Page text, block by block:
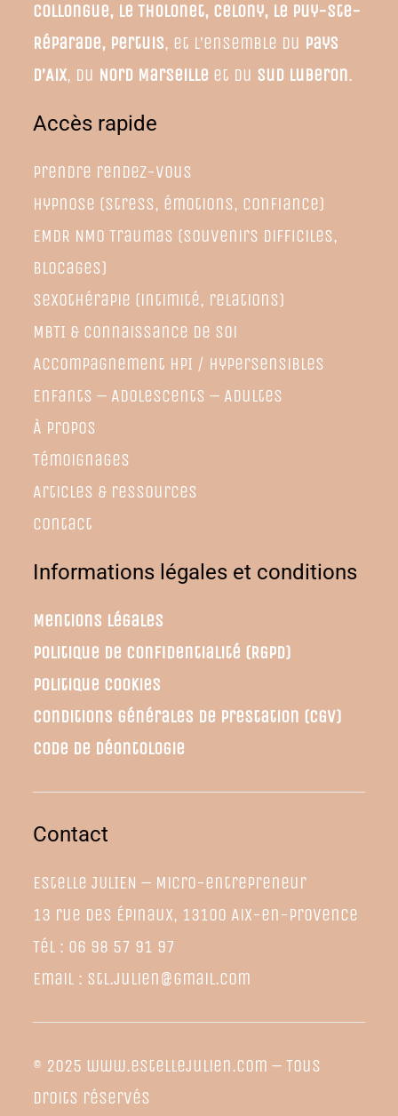
Collongue, Le Tholonet, Celony, Le Puy-Ste-
Réparade, Pertuis, et l’ensemble du Pays
d’Aix, du Nord Marseille et du Sud Luberon.
Accès rapide
Prendre rendez-vous
Hypnose (stress, émotions, confiance)
EMDR NMO Traumas (souvenirs difficiles,
blocages)
Sexothérapie (intimité, relations)
MBTI & connaissance de soi
Accompagnement HPI / hypersensibles
Enfants – Adolescents – Adultes
À propos
Témoignages
Articles & ressources
Contact
Informations légales et conditions
Mentions légales
Politique de confidentialité (RGPD)
Politique cookies
Conditions générales de prestation (CGV)
Code de déontologie
Contact
Estelle JULIEN – Micro-entrepreneur
13 rue des Épinaux, 13100 Aix-en-Provence
Tél : 06 98 57 91 97
Email : stl.julien@gmail.com
© 2025 www.estellejulien.com – Tous
droits réservés